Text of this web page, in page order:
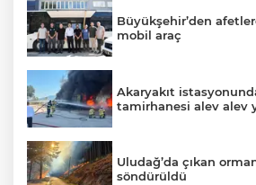
Büyükşehir’den
mobil araç
Akaryakıt
tamirhanesi alev alev
Uludağ’da çıkan
söndürüldü